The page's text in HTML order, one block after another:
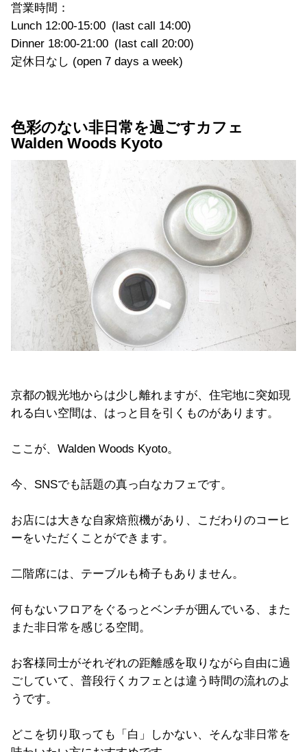
営業時間：
Lunch 12:00-15:00 (last call 14:00)
Dinner 18:00-21:00 (last call 20:00)
定休日なし (open 7 days a week)
色彩のない非日常を過ごすカフェ
Walden Woods Kyoto
京都の観光地からは少し離れますが、住宅地に突如現
れる白い空間は、はっと目を引くものがあります。
ここが、Walden Woods Kyoto。
今、SNSでも話題の真っ白なカフェです。
お店には大きな自家焙煎機があり、こだわりのコーヒ
ーをいただくことができます。
二階席には、テーブルも椅子もありません。
何もないフロアをぐるっとベンチが囲んでいる、また
また非日常を感じる空間。
お客様同士がそれぞれの距離感を取りながら自由に過
ごしていて、普段行くカフェとは違う時間の流れのよ
うです。
どこを切り取っても「白」しかない、そんな非日常を